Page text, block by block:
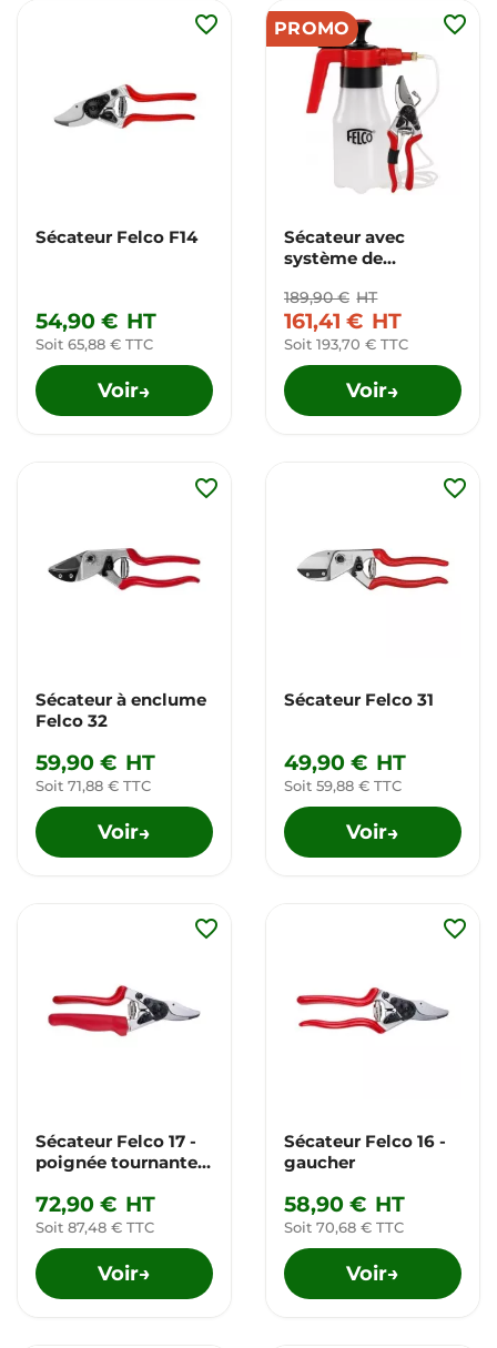
Sécateur Felco F14
54,90 € HT
Soit 65,88 € TTC
Voir→
favorite_border PROMO
Sécateur avec
système de
19
189,90 € HT
161,41 € HT
Soit 193,70 € TTC
Voir→
favorite_border
Sécateur à enclume
Felco 32
59,90 € HT
Soit 71,88 € TTC
Voir→
favorite_border
Sécateur Felco 31
49,90 € HT
Soit 59,88 € TTC
Voir→
favorite_border
Sécateur Felco 17 -
poignée tournante
72,90 € HT
Soit 87,48 € TTC
Voir→
favorite_border
Sécateur Felco 16 -
gaucher
58,90 € HT
Soit 70,68 € TTC
Voir→
favorite_border